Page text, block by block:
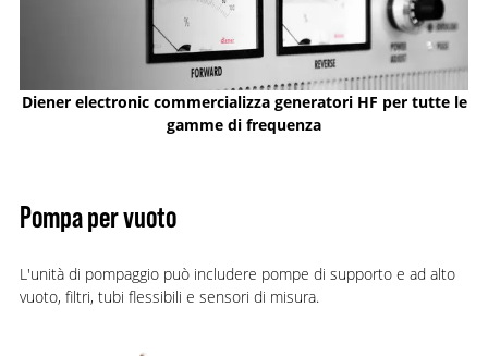
Diener electronic commercializza generatori HF per tutte le
gamme di frequenza
Pompa per vuoto
L'unità di pompaggio può includere pompe di supporto e ad alto
vuoto, filtri, tubi flessibili e sensori di misura.